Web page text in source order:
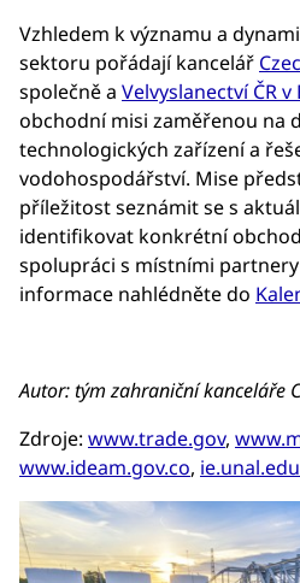
Vzhledem k významu a
sektoru pořádají kancelář
společně a Velvyslanectví ČR
obchodní misi zaměřenou na
technologických zařízení a
vodohospodářství. Mise
příležitost seznámit se s
identifikovat konkrétní
spolupráci s místními
informace nahlédněte do
Autor: tým zahraniční kanceláře
Zdroje: www.trade.gov,
www.ideam.gov.co,